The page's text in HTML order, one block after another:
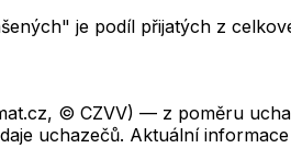
je podíl přijatých z
© CZVV) — z poměru
uchazečů. Aktuální